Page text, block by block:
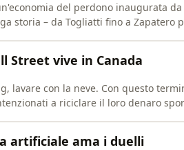
del perdono inaugurata
storia – da Togliatti fino a Zapatero
Street vive in Canada
lavare con la neve. Con questo
a riciclare il loro denaro
artificiale ama i duelli